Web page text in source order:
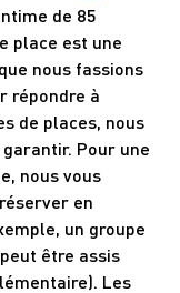
de 85
place est une
nous fassions
répondre à
de places, nous
Pour une
nous vous
en
un groupe
être assis
Les